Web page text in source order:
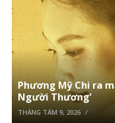
Phương Mỹ Chi ra
Người Thương’
THÁNG TÁM 9, 2026